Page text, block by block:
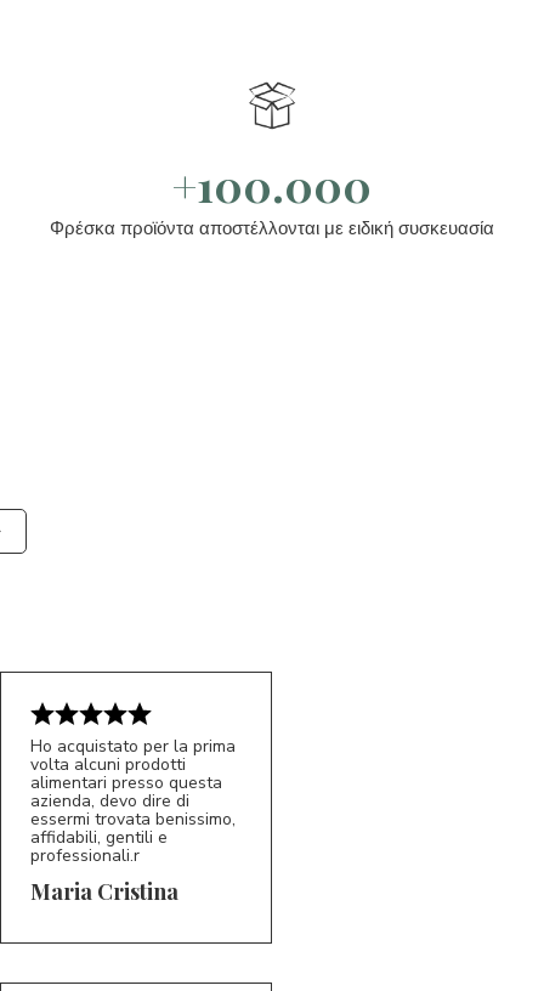
+100.000
Φρέσκα προϊόντα αποστέλλονται με ειδική συσκευασία
MC 5/5
Ho acquistato per la prima
volta alcuni prodotti
alimentari presso questa
azienda, devo dire di
essermi trovata benissimo,
affidabili, gentili e
professionali.r
Maria Cristina